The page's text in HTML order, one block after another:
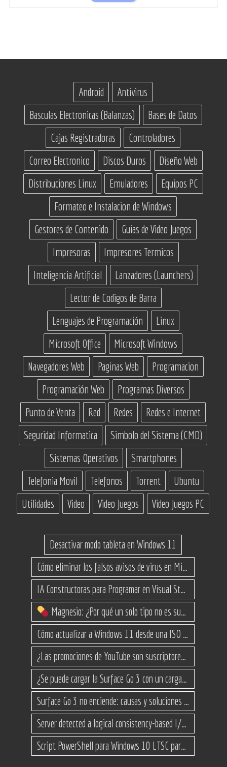
Android
Antivirus
Basculas Electronicas (Balanzas)
Bases de Datos
Cajas Registradoras
Controladores
Correo Electronico
Discos Duros
Diseño Web
Distribuciones Linux
Emuladores
Equipos PC
Formateo e Instalacion de Windows
Gestores de Contenido
Guias de Video Juegos
Impresoras
Impresores Termicos
Inteligencia Artificial
Lanzadores (Launchers)
Lector de Codigos de Barra
Lenguajes de Programación
Linux
Microsoft Office
Microsoft Windows
Navegadores Web
Paginas Web
Programacion
Programación Web
Programas Diversos
Punto de Venta
Red Redes
Redes e Internet
Seguridad Informatica
Simbolo del Sistema (CMD)
Sistemas Operativos
Smartphones
Telefonia Movil
Telefonos Torrent
Ubuntu
Utilidades
Video Video Juegos Video Juegos PC
Desactivar modo tableta en Windows 11
Magnesio: ¿Por qué un solo tipo no es suficiente? (Guía de variantes)